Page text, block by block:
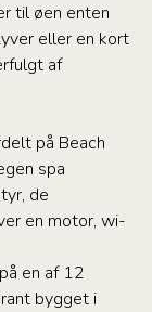
til øen enten
eller en kort
af
på Beach
spa
de
en motor, wi-
en af 12
bygget i